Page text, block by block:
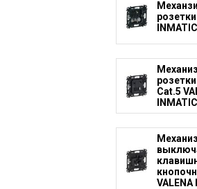
розетки
INMATIC
Cat.5
INMATIC
VALENA